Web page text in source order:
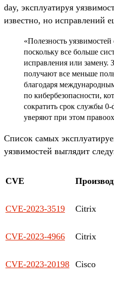
day, эксплуатируя
известно, но исправлений
«Полезность
поскольку все больше
исправления или
получают все меньше
благодаря
по кибербезопасности,
сократить срок службы
уверяют при этом
Список самых
уязвимостей выглядит
CVE
CVE-2023-3519 Citrix
CVE-2023-4966 Citrix
CVE-2023-20198 Cisco